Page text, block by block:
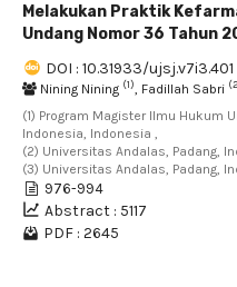
Melakukan Praktik
Undang Nomor 36 Tahun
DOI : 10.31933/ujsj.v7i3.401
Nining Nining (1) , Fadillah Sabri
(1) Program Magister Ilmu Hukum
Indonesia, Indonesia ,
(2) Universitas Andalas, Padang,
(3) Universitas Andalas, Padang,
976-994
Abstract : 5117
PDF : 2645